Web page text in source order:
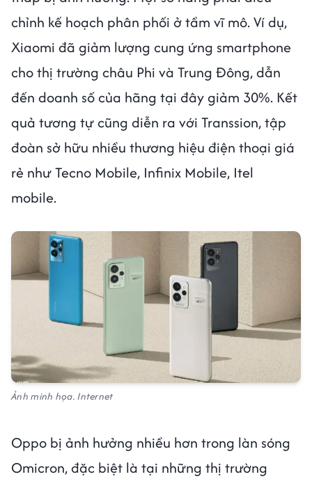
chỉnh kế hoạch phân phối ở tầm vĩ mô. Ví dụ,
Xiaomi đã giảm lượng cung ứng smartphone
cho thị trường châu Phi và Trung Đông, dẫn
đến doanh số của hãng tại đây giảm 30%. Kết
quả tương tự cũng diễn ra với Transsion, tập
đoàn sở hữu nhiều thương hiệu điện thoại giá
rẻ như Tecno Mobile, Infinix Mobile, Itel
mobile.
Ảnh minh họa. Internet
Oppo bị ảnh hưởng nhiều hơn trong làn sóng
Omicron, đặc biệt là tại những thị trường